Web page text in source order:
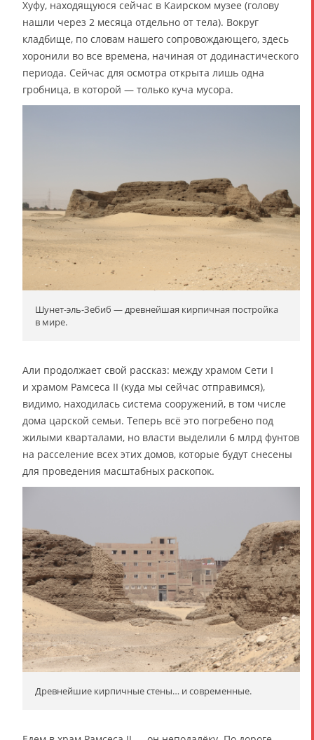
Хуфу, находящуюся сейчас в Каирском музее (голову
нашли через 2 месяца отдельно от тела). Вокруг
кладбище, по словам нашего сопровождающего, здесь
хоронили во все времена, начиная от додинастического
периода. Сейчас для осмотра открыта лишь одна
гробница, в которой — только куча мусора.
Шунет-эль-Зебиб — древнейшая кирпичная постройка
в мире.
Али продолжает свой рассказ: между храмом Сети I
и храмом Рамсеса II (куда мы сейчас отправимся),
видимо, находилась система сооружений, в том числе
дома царской семьи. Теперь всё это погребено под
жилыми кварталами, но власти выделили 6 млрд фунтов
на расселение всех этих домов, которые будут снесены
для проведения масштабных раскопок.
Древнейшие кирпичные стены… и современные.